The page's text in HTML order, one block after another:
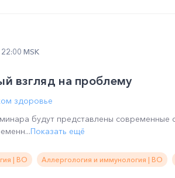
MSK
взгляд на проблему
здоровье
будут представлены современные
Показать ещё
| ВО Аллергология и иммунология | ВО